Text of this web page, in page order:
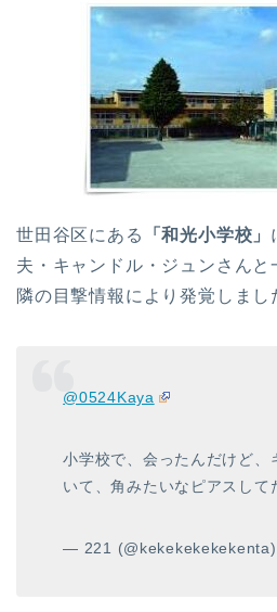
世田谷区にある 「和光小学校」
夫・キャンドル・ジュンさんと
隣の目撃情報により発覚しまし
@0524Kaya
小学校で、会ったんだけど、
いて、角みたいなピアスして
— 221